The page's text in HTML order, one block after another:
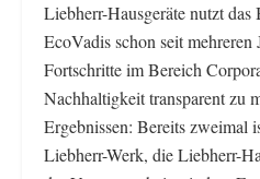
Liebherr-Hausgeräte nutzt
EcoVadis schon seit mehreren
Fortschritte im Bereich
Nachhaltigkeit transparent zu
Ergebnissen: Bereits zweimal
Liebherr-Werk, die Liebherr-